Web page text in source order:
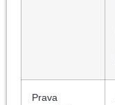
Prava